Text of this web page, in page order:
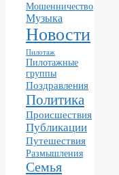
Мошенничество
Музыка
Новости
Пилотаж
Пилотажные
группы
Поздравления
Политика
Происшествия
Публикации
Путешествия
Размышления
Семья